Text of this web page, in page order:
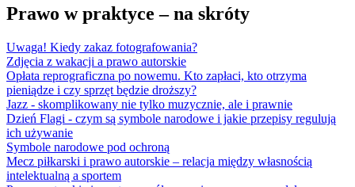
Prawo w praktyce – na skróty
Uwaga! Kiedy zakaz fotografowania?
Zdjęcia z wakacji a prawo autorskie
Opłata reprograficzna po nowemu. Kto zapłaci, kto otrzyma
pieniądze i czy sprzęt będzie droższy?
Jazz - skomplikowany nie tylko muzycznie, ale i prawnie
Dzień Flagi - czym są symbole narodowe i jakie przepisy regulują
ich używanie
Symbole narodowe pod ochroną
Mecz piłkarski i prawo autorskie – relacja między własnością
intelektualną a sportem